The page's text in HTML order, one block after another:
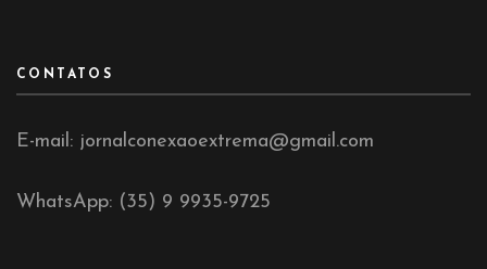
CONTATOS
E-mail: jornalconexaoextrema@gmail.com
WhatsApp: (35) 9 9935-9725